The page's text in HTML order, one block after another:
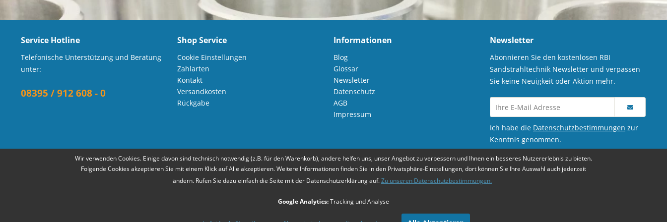
Service Hotline
Telefonische Unterstützung und Beratung
unter:
08395 / 912 608 - 0
Shop Service
Cookie Einstellungen
Zahlarten
Kontakt
Versandkosten
Rückgabe
Informationen
Blog
Glossar
Newsletter
Datenschutz
AGB
Impressum
Newsletter
Abonnieren Sie den kostenlosen RBI
Sandstrahltechnik Newsletter und verpassen
Sie keine Neuigkeit oder Aktion mehr.
Ich habe die Datenschutzbestimmungen zur
Kenntnis genommen.
ZahlungsartenMehr Informationen
Wir verwenden Cookies. Einige davon sind technisch notwendig (z.B. für den Warenkorb), andere helfen uns, unser Angebot zu verbessern und Ihnen ein besseres Nutzererlebnis zu bieten.
Folgende Cookies akzeptieren Sie mit einem Klick auf Alle akzeptieren. Weitere Informationen finden Sie in den Privatsphäre-Einstellungen, dort können Sie Ihre Auswahl auch jederzeit
ändern. Rufen Sie dazu einfach die Seite mit der Datenschutzerklärung auf.Zu unseren Datenschutzbestimmungen.
Google Analytics:Tracking und Analyse